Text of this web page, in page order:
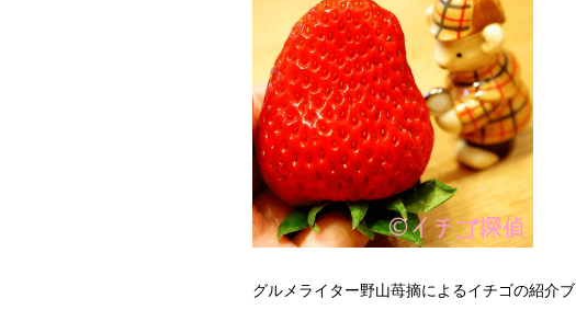
グルメライター野山苺摘によるイチゴの紹介ブ